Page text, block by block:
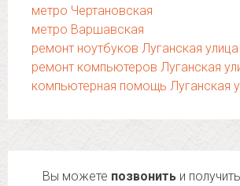
метро Чертановская
метро Варшавская
ремонт ноутбуков Луганская улица
ремонт компьютеров Луганская
компьютерная помощь Луганская
Вы можете позвонить и